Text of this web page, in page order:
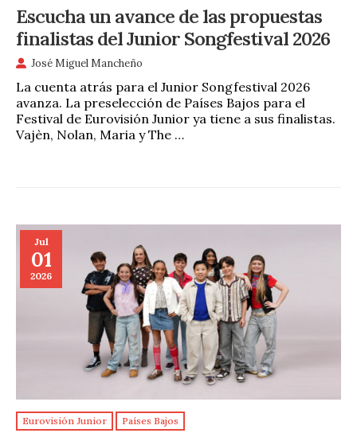
Escucha un avance de las propuestas
finalistas del Junior Songfestival 2026
José Miguel Mancheño
La cuenta atrás para el Junior Songfestival 2026
avanza. La preselección de Países Bajos para el
Festival de Eurovisión Junior ya tiene a sus finalistas.
Vajèn, Nolan, Maria y The …
Jul
01
2026
Eurovisión Junior Países Bajos